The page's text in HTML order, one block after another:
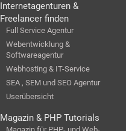
Internetagenturen &
Freelancer finden
Full Service Agentur
Webentwicklung &
Softwareagentur
Webhosting & IT-Service
SEA , SEM und SEO Agentur
Userübersicht
Magazin & PHP Tutorials
Magazin für PHP- und Web-